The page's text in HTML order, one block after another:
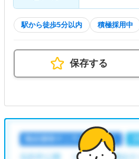
駅から徒歩5分以内 積極採用中
保存する